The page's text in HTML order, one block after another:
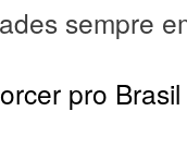
sempre
pro